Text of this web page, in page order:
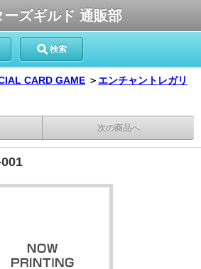
ーズギルド 通販部
検索
CARD GAME ＞ エンチャントレガリ
次の商品へ